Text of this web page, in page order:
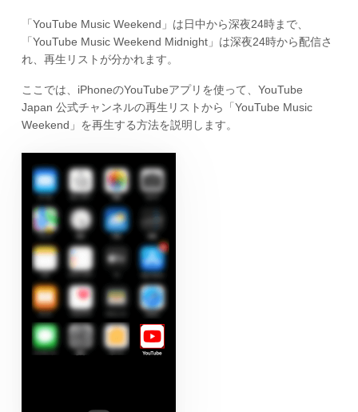
「YouTube Music Weekend」は日中から深夜24時まで、
「YouTube Music Weekend Midnight」は深夜24時から配信さ
れ、再生リストが分かれます。
ここでは、iPhoneのYouTubeアプリを使って、YouTube
Japan 公式チャンネルの再生リストから「YouTube Music
Weekend」を再生する方法を説明します。